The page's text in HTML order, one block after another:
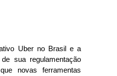
Uber no Brasil e a
sua regulamentação
novas ferramentas